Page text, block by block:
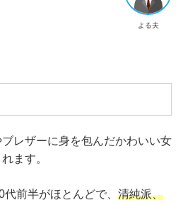
よる夫
レザーに身を包んだかわいい女
ます。
前半がほとんどで、 清純派、